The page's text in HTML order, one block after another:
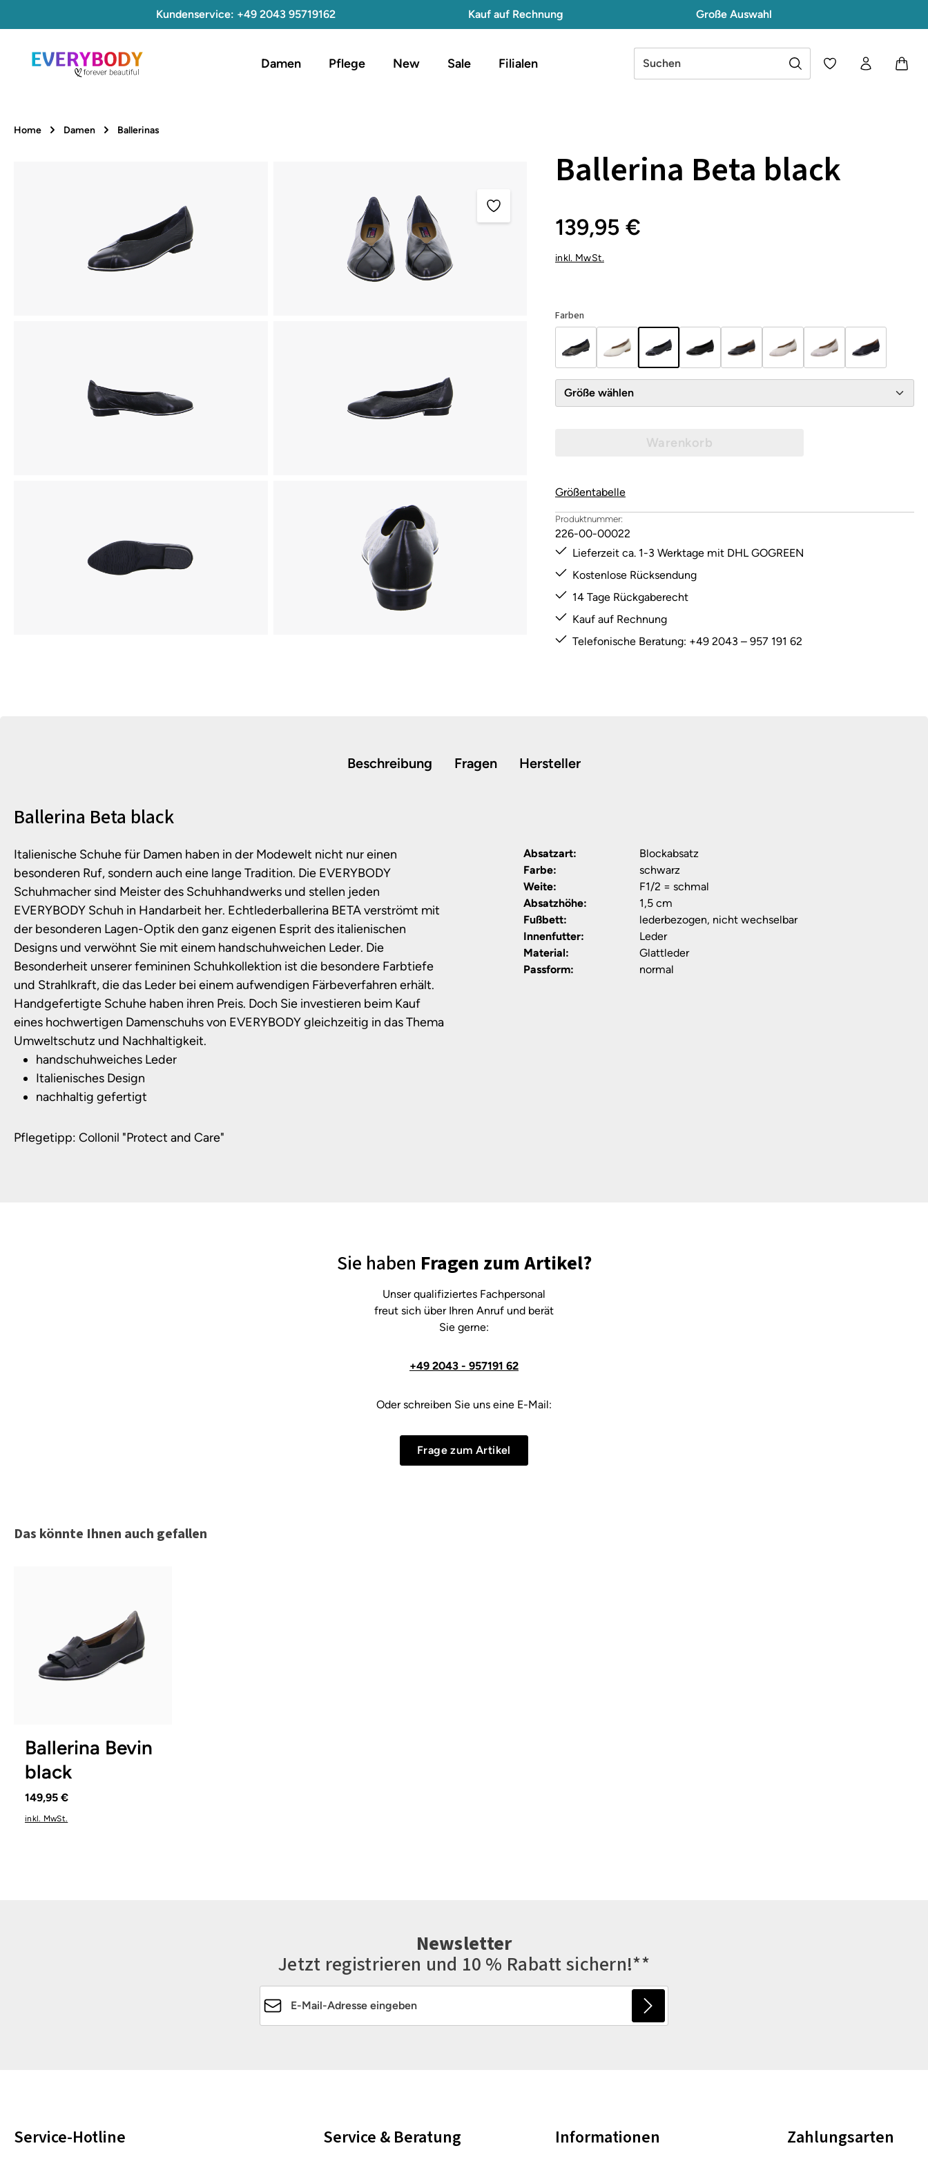
Zur Hauptnavigation springenKundenservice: +49 2043 95719162 Kauf auf Rechnung Große Auswahl
Damen Pflege New Sale Filialen Du hast 0 Produkte
Home Damen Ballerinas
Ballerina Beta black
139,95 €
inkl. MwSt.
Farben
Größe wählen
Warenkorb
Größentabelle
Produktnummer:
226-00-00022
Lieferzeit ca. 1-3 Werktage mit DHL GOGREEN
Kostenlose Rücksendung
14 Tage Rückgaberecht
Kauf auf Rechnung
Telefonische Beratung: +49 2043 – 957 191 62
Beschreibung Fragen Hersteller
Produktinformationen
Ballerina Beta black
Italienische Schuhe für Damen haben in der Modewelt nicht nur einen
besonderen Ruf, sondern auch eine lange Tradition. Die EVERYBODY
Schuhmacher sind Meister des Schuhhandwerks und stellen jeden
EVERYBODY Schuh in Handarbeit her. Echtlederballerina BETA verströmt mit
der besonderen Lagen-Optik den ganz eigenen Esprit des italienischen
Designs und verwöhnt Sie mit einem handschuhweichen Leder. Die
Besonderheit unserer femininen Schuhkollektion ist die besondere Farbtiefe
und Strahlkraft, die das Leder bei einem aufwendigen Färbeverfahren erhält.
Handgefertigte Schuhe haben ihren Preis. Doch Sie investieren beim Kauf
eines hochwertigen Damenschuhs von EVERYBODY gleichzeitig in das Thema
Umweltschutz und Nachhaltigkeit.
handschuhweiches Leder
Italienisches Design
nachhaltig gefertigt
Pflegetipp: Collonil "Protect and Care"
Absatzart:
Blockabsatz
Farbe:
schwarz
Weite:
F1/2 = schmal
Absatzhöhe:
1,5 cm
Fußbett:
lederbezogen, nicht wechselbar
Innenfutter:
Leder
Material:
Glattleder
Passform:
normal
Sie haben Fragen zum Artikel?
Unser qualifiziertes Fachpersonal
freut sich über Ihren Anruf und berät
Sie gerne:
+49 2043 - 957191 62
Oder schreiben Sie uns eine E-Mail:
Frage zum Artikel
Produktgalerie überspringen
Das könnte Ihnen auch gefallen
Ballerina Bevin
black
149,95 €
inkl. MwSt.
Newsletter
Jetzt registrieren und 10 % Rabatt sichern!**
Service-Hotline Service & Beratung Informationen Zahlungsarten